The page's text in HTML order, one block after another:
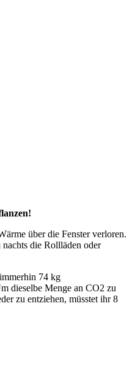
über die Fenster verloren.
die Rollläden oder
74 kg
dieselbe Menge an CO2 zu
zu entziehen, müsstet ihr 8